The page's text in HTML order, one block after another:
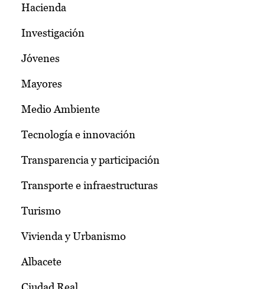
Hacienda
Investigación
Jóvenes
Mayores
Medio Ambiente
Tecnología e innovación
Transparencia y participación
Transporte e infraestructuras
Turismo
Vivienda y Urbanismo
Albacete